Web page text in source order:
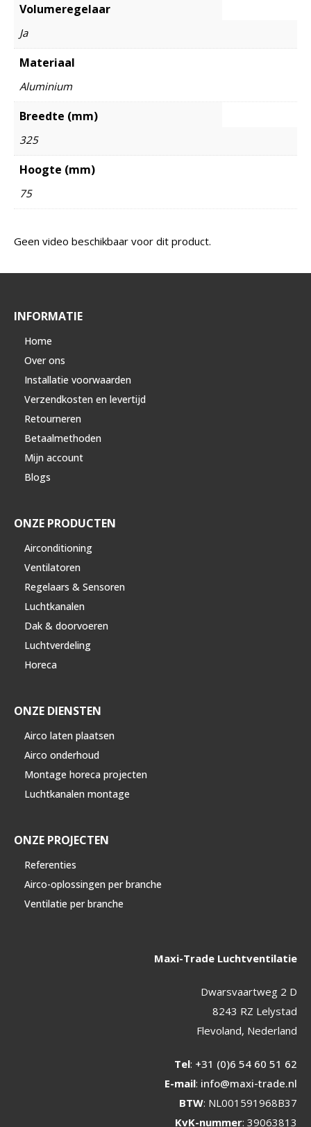
Volumeregelaar
Ja
Materiaal
Aluminium
Breedte (mm)
325
Hoogte (mm)
75
Geen video beschikbaar voor dit product.
INFORMATIE
Home
Over ons
Installatie voorwaarden
Verzendkosten en levertijd
Retourneren
Betaalmethoden
Mijn account
Blogs
ONZE PRODUCTEN
Airconditioning
Ventilatoren
Regelaars & Sensoren
Luchtkanalen
Dak & doorvoeren
Luchtverdeling
Horeca
ONZE DIENSTEN
Airco laten plaatsen
Airco onderhoud
Montage horeca projecten
Luchtkanalen montage
ONZE PROJECTEN
Referenties
Airco-oplossingen per branche
Ventilatie per branche
Maxi-Trade Luchtventilatie
Dwarsvaartweg 2 D
8243 RZ Lelystad
Flevoland, Nederland
Tel: +31 (0)6 54 60 51 62
E-mail: info@maxi-trade.nl
BTW: NL001591968B37
KvK-nummer: 39063813